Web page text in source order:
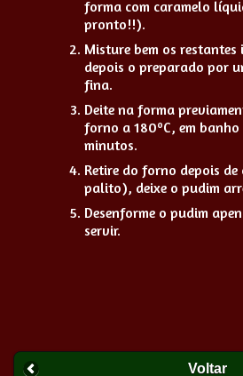
forma com caramelo
pronto!!).
Misture bem os restantes
depois o preparado por
fina.
Deite na forma
forno a 180ºC, em
minutos.
Retire do forno depois
palito), deixe o pudim
Desenforme o pudim
servir.
Voltar